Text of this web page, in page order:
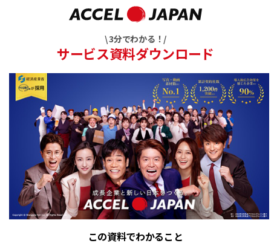
\ 3分でわかる！/
サービス資料ダウンロード
この資料でわかること